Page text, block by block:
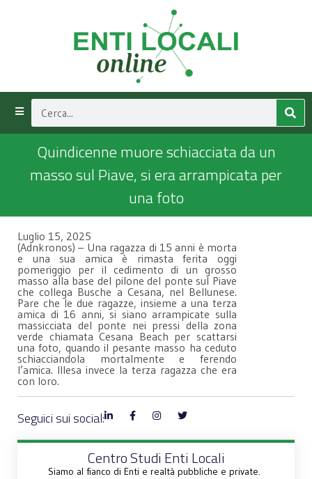
Quindicenne muore schiacciata da un
masso sul Piave, si era arrampicata per
una foto
Luglio 15, 2025
(Adnkronos) – Una ragazza di 15 anni è morta
e una sua amica è rimasta ferita oggi
pomeriggio per il cedimento di un grosso
masso alla base del pilone del ponte sul Piave
che collega Busche a Cesana, nel Bellunese.
Pare che le due ragazze, insieme a una terza
amica di 16 anni, si siano arrampicate sulla
massicciata del ponte nei pressi della zona
verde chiamata Cesana Beach per scattarsi
una foto, quando il pesante masso ha ceduto
schiacciandola mortalmente e ferendo
l’amica. Illesa invece la terza ragazza che era
con loro.
Seguici sui social:
Centro Studi Enti Locali
Siamo al fianco di Enti e realtà pubbliche e private.